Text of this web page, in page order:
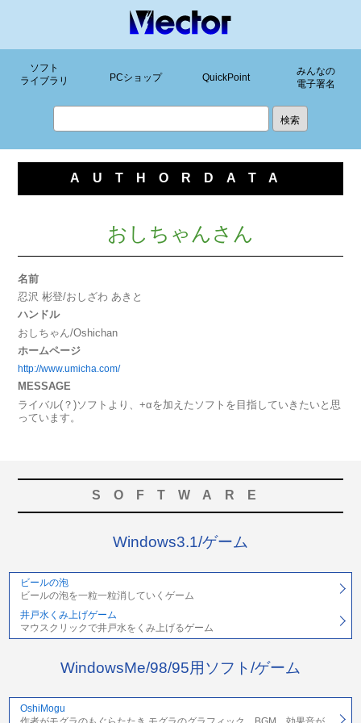
ソフト
ライブラリ
PCショップ QuickPoint
みんなの
電子署名
AUTHORDATA
おしちゃんさん
名前
忍沢 彬登/おしざわ あきと
ハンドル
おしちゃん/Oshichan
ホームページ
http://www.umicha.com/
MESSAGE
ライバル(？)ソフトより、+αを加えたソフトを目指していきたいと思
っています。
SOFTWARE
Windows3.1/ゲーム
ビールの泡
ビールの泡を一粒一粒消していくゲーム
井戸水くみ上げゲーム
マウスクリックで井戸水をくみ上げるゲーム
WindowsMe/98/95用ソフト/ゲーム
OshiMogu